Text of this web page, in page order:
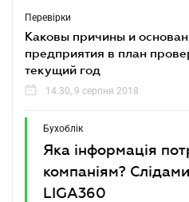
Перевірки
Каковы причины и
предприятия в план
текущий год
14.30, 9 серпня 2018
Бухоблік
Яка інформація
компаніям?
LIGA360